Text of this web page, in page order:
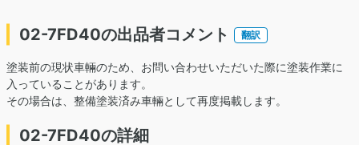
02-7FD40の出品者コメント 翻訳
塗装前の現状車輛のため、お問い合わせいただいた際に塗装作業に
入っていることがあります。
その場合は、整備塗装済み車輛として再度掲載します。
02-7FD40の詳細